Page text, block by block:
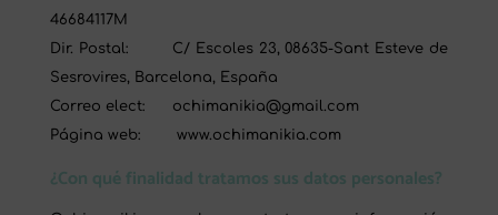
46684117M
Dir. Postal: C/ Escoles 23, 08635-Sant Esteve de
Sesrovires, Barcelona, España
Correo elect: ochimanikia@gmail.com
Página web: www.ochimanikia.com
¿Con qué finalidad tratamos sus datos personales?